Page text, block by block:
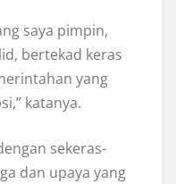
saya pimpin,
bertekad keras
yang
katanya.
sekeras-
dan upaya yang